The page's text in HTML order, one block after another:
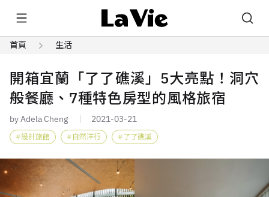
首頁 生活
開箱宜蘭「了了礁溪」5大亮點！洞穴
般餐廳、7種特色房型的風格旅宿
by Adela Cheng 2021-03-21
設計旅館 自然洋行 了了礁溪